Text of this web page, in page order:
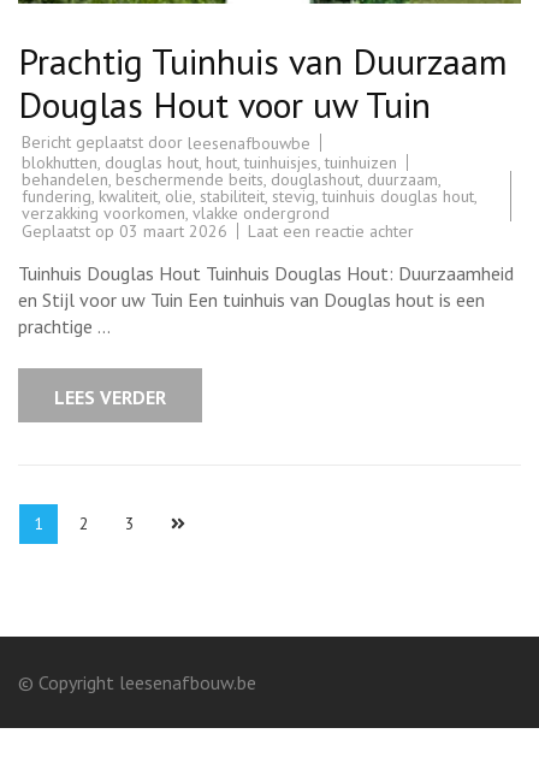
Prachtig Tuinhuis van Duurzaam
Douglas Hout voor uw Tuin
Bericht geplaatst door leesenafbouwbe
blokhutten douglas hout hout ,tuinhuisjes ,tuinhuizen
behandelen beschermende beits douglashout duurzaam
fundering kwaliteit olie stabiliteit stevig ,tuinhuis douglas hout
verzakking voorkomen vlakke ondergrond
Geplaatst op 03 maart 2026 Laat een reactie achterop
van
Duurzaam
Douglas
Tuinhuis Douglas Hout Tuinhuis Douglas Hout: Duurzaamheid
en Stijl voor uw Tuin Een tuinhuis van Douglas hout is een
prachtige …
LEES VERDER
Berichten
paginering
Pagina
1 Pagina
2 Pagina
3
© Copyright leesenafbouw.be